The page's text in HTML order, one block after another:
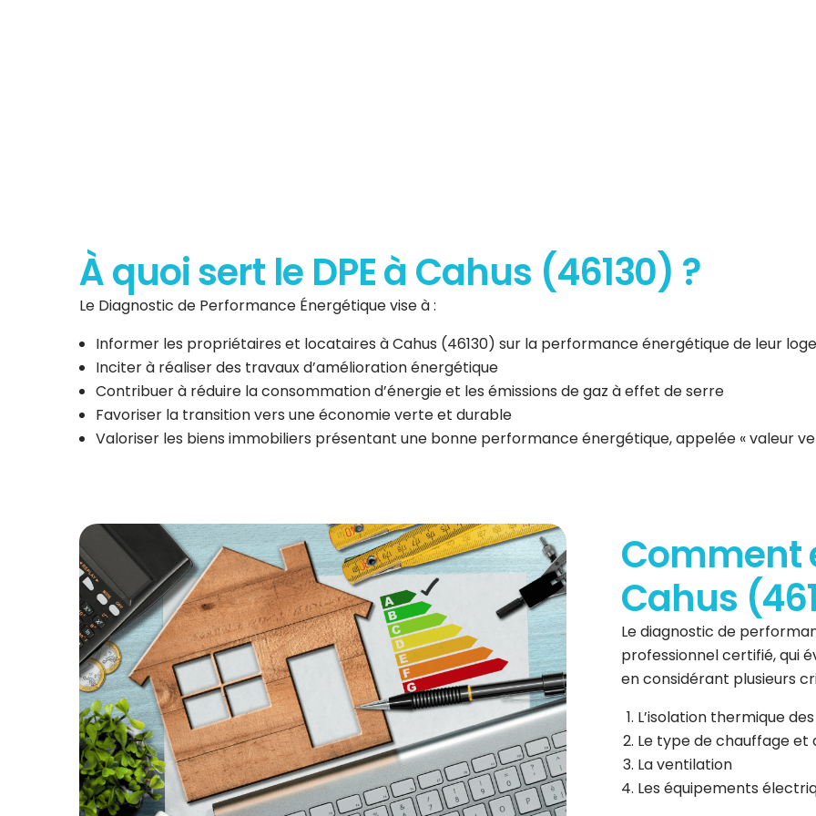
À quoi sert le DPE à Cahus (46130) ?
Le Diagnostic de Performance Énergétique vise à :
Informer les propriétaires et locataires à Cahus (46130) sur la performance énergétique de leur
Inciter à réaliser des travaux d’amélioration énergétique
Contribuer à réduire la consommation d’énergie et les émissions de gaz à effet de serre
Favoriser la transition vers une économie verte et durable
Valoriser les biens immobiliers présentant une bonne performance énergétique, appelée « valeur
Comment
Cahus
Le diagnostic de
professionnel certifié, qui
en considérant plusieurs
L’isolation thermique
Le type de chauffage et
La ventilation
Les équipements